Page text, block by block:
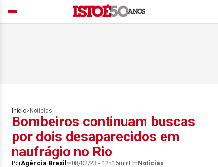
Início> Notícias
Bombeiros continuam buscas
por dois desaparecidos em
naufrágio no Rio
PorAgência Brasil 08/02/23 - 12h16minEmNotícias